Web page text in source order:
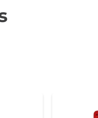
INT, experimente